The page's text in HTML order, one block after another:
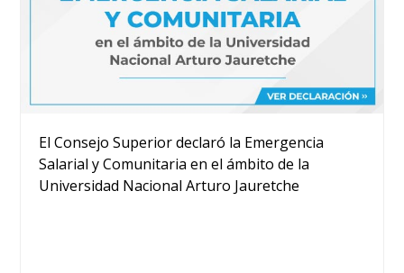
El Consejo Superior declaró la Emergencia
Salarial y Comunitaria en el ámbito de la
Universidad Nacional Arturo Jauretche